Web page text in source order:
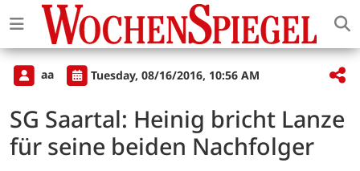
aa Tuesday, 08/16/2016, 10:56 AM
SG Saartal: Heinig bricht Lanze
für seine beiden Nachfolger